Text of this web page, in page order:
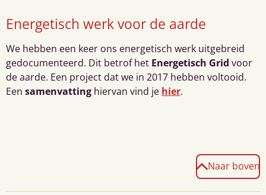
Energetisch werk voor de aarde
We hebben een keer ons energetisch werk uitgebreid
gedocumenteerd. Dit betrof het Energetisch Grid voor
de aarde. Een project dat we in 2017 hebben voltooid.
Een samenvatting hiervan vind je hier.
Naar boven